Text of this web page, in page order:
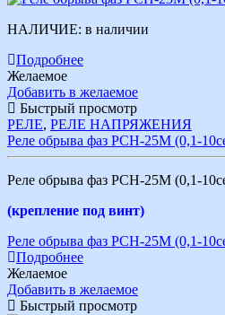
НАЛИЧИЕ: в наличии
Подробнее
Желаемое
Добавить в желаемое
Быстрый просмотр
РЕЛЕ, РЕЛЕ НАПРЯЖЕНИЯ
Реле обрыва фаз РСН-25М (0,1-
Реле обрыва фаз РСН-25М (0,1-
(крепление под винт)
Реле обрыва фаз РСН-25М (0,1-
Подробнее
Желаемое
Добавить в желаемое
Быстрый просмотр